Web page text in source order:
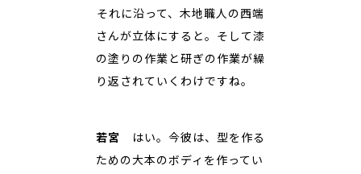
――それに沿って、木地職人の西端
さんが立体にすると。そして漆
の塗りの作業と研ぎの作業が繰
り返されていくわけですね。
若宮
はい。今彼は、型を作る
ための大本のボディを作ってい